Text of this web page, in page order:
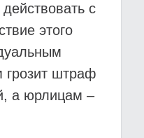
с
этого
грозит штраф
а юрлицам –